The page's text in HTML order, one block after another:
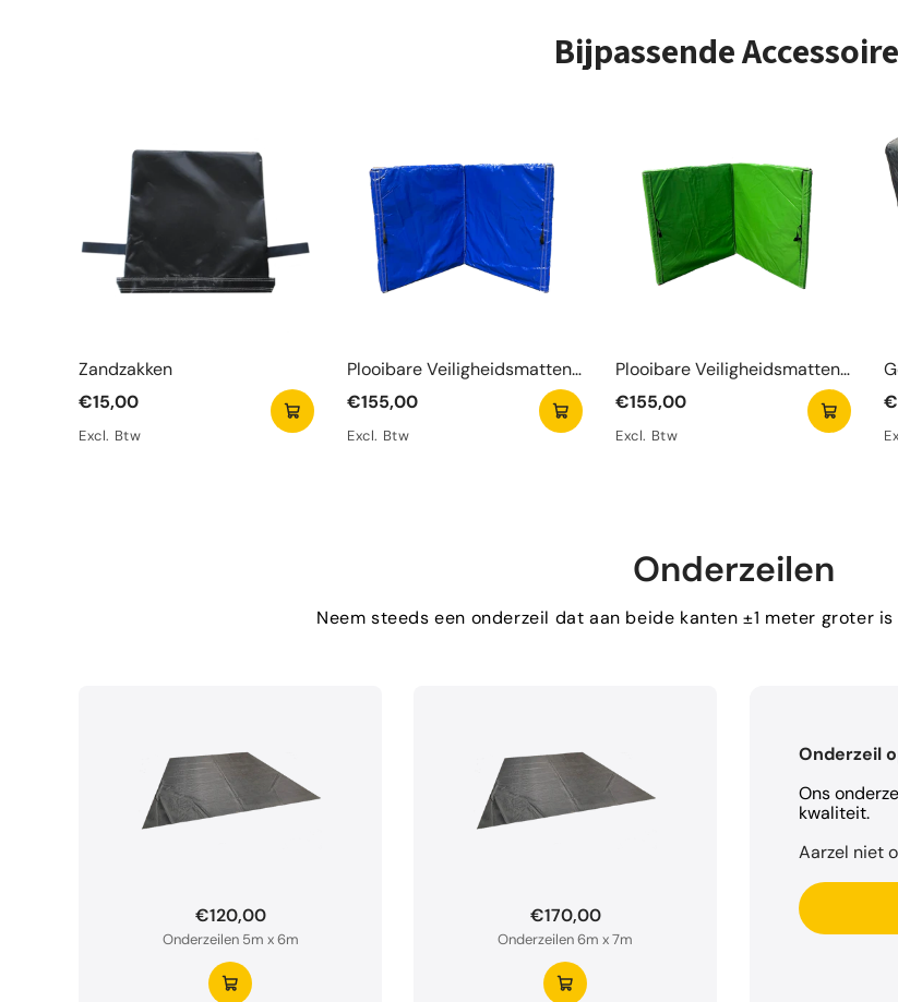
Bijpassende
Zandzakken
€15,00
Excl. Btw
Plooibare Veiligheidsmatten
Blauw
€155,00
Excl. Btw
Plooibare Veiligheidsmatten
Groen
€155,00
Excl. Btw
Onderzeilen
Neem steeds een onderzeil dat aan beide kanten ±1 meter groter
€120,00
Onderzeilen 5m x 6m
€170,00
Onderzeilen 6m x 7m
Onderzeil
Ons
kwaliteit.
Aarzel niet